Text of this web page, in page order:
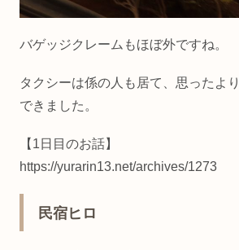
バゲッジクレームもほぼ外ですね。
タクシーは係の人も居て、思ったよ
できました。
【1日目のお話】
https://yurarin13.net/archives/1273
民宿ヒロ